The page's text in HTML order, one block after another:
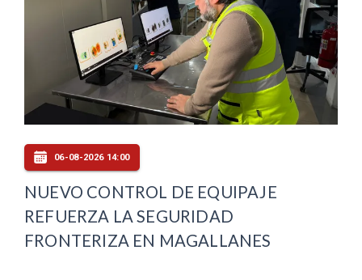
06-08-2026 14:00
NUEVO CONTROL DE EQUIPAJE
REFUERZA LA SEGURIDAD
FRONTERIZA EN MAGALLANES